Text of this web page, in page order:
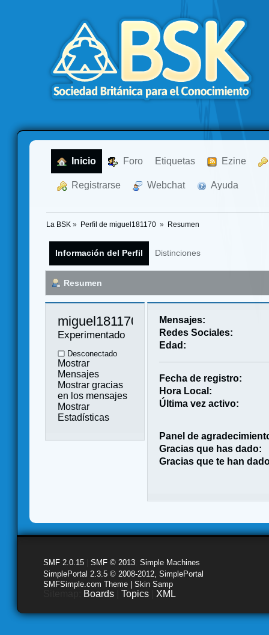
Inicio Foro Etiquetas Ezine
Registrarse Webchat Ayuda
La BSK » Perfil de miguel181170 » Resumen
Información del Perfil Distinciones
Resumen
Experimentado
Desconectado
Mostrar
Mensajes
Mostrar gracias
en los mensajes
Mostrar
Estadísticas
Mensajes:
Redes Sociales:
Edad:
Fecha de registro:
Hora Local:
Última vez activo:
Panel de
Gracias que has dado:
Gracias que te han
SMF 2.0.15 SMF © 2013 Simple Machines
SimplePortal 2.3.5 © 2008-2012, SimplePortal
SMFSimple.com Theme | Skin Samp
Boards Topics XML